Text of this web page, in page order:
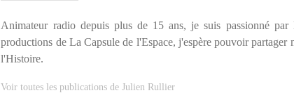
Animateur radio depuis plus de 15 ans, je suis passionné
productions de La Capsule de l'Espace, j'espère pouvoir
l'Histoire.
Voir toutes les publications de Julien Rullier